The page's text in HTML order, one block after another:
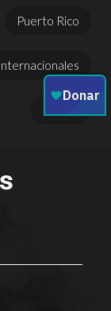
Puerto Rico